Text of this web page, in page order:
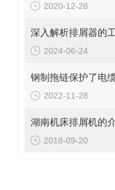
2020-12-28
2024-06-24
2022-11-28
湖南机床排屑机的
2018-09-20